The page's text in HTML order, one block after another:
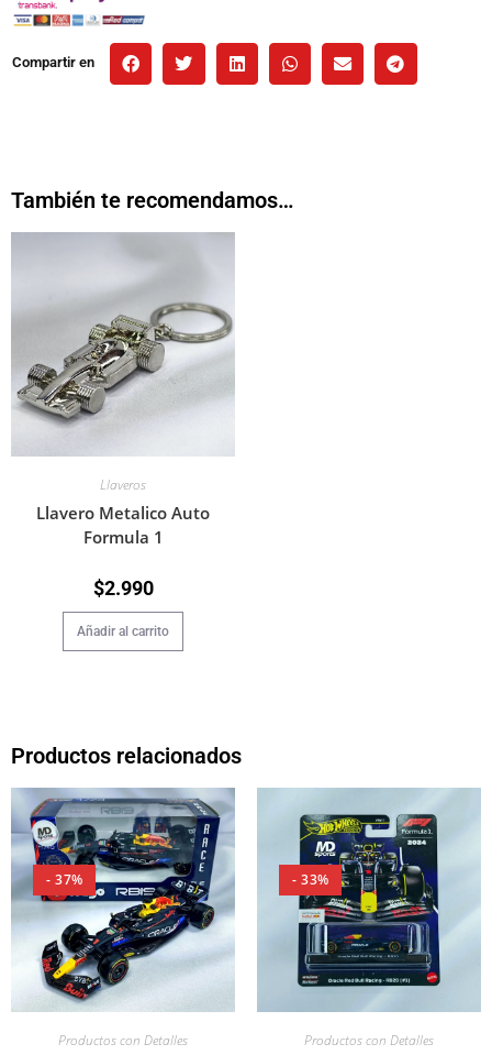
Compartir en
También te recomendamos…
Llaveros
Llavero Metalico Auto
Formula 1
$2.990
Añadir al carrito
Productos relacionados
- 37%
Productos con Detalles
- 33%
Productos con Detalles